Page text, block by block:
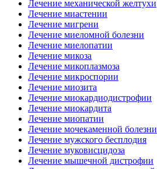
Лечение механической желтухи
Лечение миастении
Лечение мигрени
Лечение миеломной болезни
Лечение миелопатии
Лечение микоза
Лечение микоплазмоза
Лечение микроспории
Лечение миозита
Лечение миокардиодистрофии
Лечение миокардита
Лечение миопатии
Лечение мочекаменной болезни
Лечение мужского бесплодия
Лечение муковисцидоза
Лечение мышечной дистрофии